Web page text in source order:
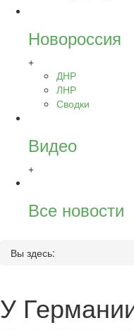
Новороссия
+
ДНР
ЛНР
Сводки
Видео
+
Все новости
Вы здесь:
У